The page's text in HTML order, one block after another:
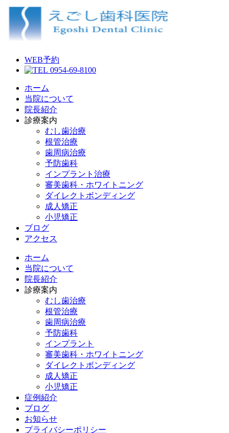
WEB予約
0954-69-8100
ホーム
当院について
院長紹介
診療案内
むし歯治療
根管治療
歯周病治療
予防歯科
インプラント治療
審美歯科・ホワイトニング
ダイレクトボンディング
成人矯正
小児矯正
ブログ
アクセス
ホーム
当院について
院長紹介
診療案内
むし歯治療
根管治療
歯周病治療
予防歯科
インプラント
審美歯科・ホワイトニング
ダイレクトボンディング
成人矯正
小児矯正
症例紹介
ブログ
お知らせ
プライバシーポリシー